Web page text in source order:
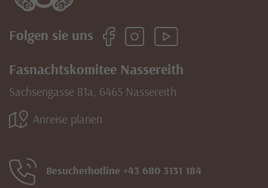
Folgen sie uns
Fasnachtskomitee Nassereith
Sachsengasse 81a, 6465 Nassereith
Anreise planen
Besucherhotline +43 680 3131 184